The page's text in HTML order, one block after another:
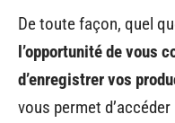
De toute façon, quel
l’opportunité de vous
d’enregistrer vos
vous permet